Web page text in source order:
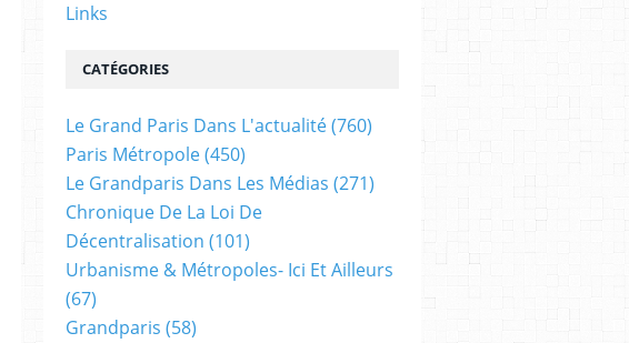
Links
CATÉGORIES
Le Grand Paris Dans L'actualité(760)
Paris Métropole(450)
Le Grandparis Dans Les Médias (271)
Chronique De La Loi De
Décentralisation (101)
Urbanisme & Métropoles- Ici Et Ailleurs
(67)
Grandparis (58)